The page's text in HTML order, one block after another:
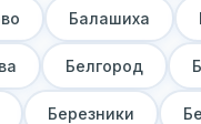
Балашиха
Белгород
Березники